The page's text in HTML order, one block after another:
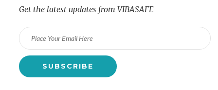
Get the latest updates from VIBASAFE